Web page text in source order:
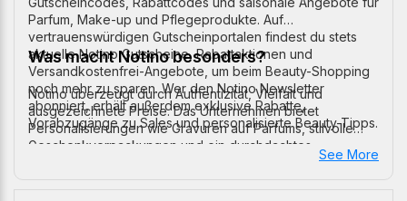
Parfum, Make-up und Pflegeprodukte. Auf
vertrauenswürdigen Gutscheinportalen findest du stets
aktuelle Notino Gutscheine, Rabattaktionen und
Versandkostenfrei-Angebote, um beim Beauty-Shopping
noch mehr zu sparen. Wer den Notino Newsletter
abonniert, erhält außerdem exklusive Rabatte,
Vorabzugänge zu Sales und personalisierte Beauty-Tipps.
Was macht Notino besonders?
Notino überzeugt durch Authentizität, Vielfalt und
ausgezeichnete Preise. Das Unternehmen bietet
Personalisierungen wie Gravuren auf Parfums, stilvolle
Geschenkverpackungen und ein durchdachtes
See More